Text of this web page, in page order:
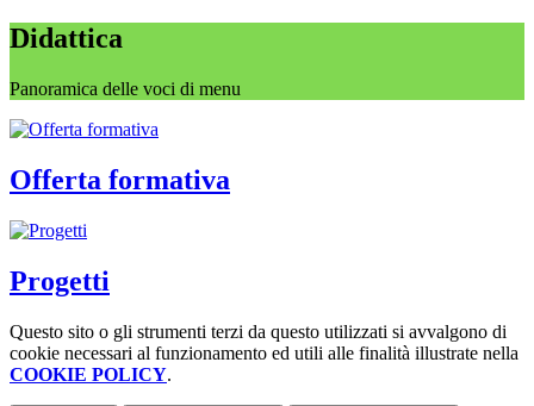
Didattica
Panoramica delle voci di menu
Offerta formativa
Progetti
Questo sito o gli strumenti terzi da questo utilizzati si avvalgono di
cookie necessari al funzionamento ed utili alle finalità illustrate nella
COOKIE POLICY.